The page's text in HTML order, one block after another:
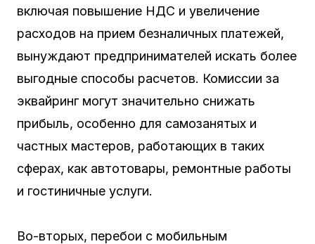
включая повышение НДС и увеличение
расходов на прием безналичных платежей,
вынуждают предпринимателей искать более
выгодные способы расчетов. Комиссии за
эквайринг могут значительно снижать
прибыль, особенно для самозанятых и
частных мастеров, работающих в таких
сферах, как автотовары, ремонтные работы
и гостиничные услуги.
Во-вторых, перебои с мобильным